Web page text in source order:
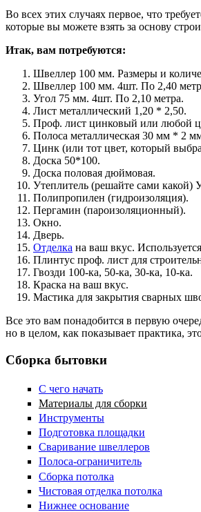
Во всех этих случаях первое, что
которые вы можете взять за основу
Итак, вам потребуются:
Швеллер 100 мм. Размеры и
Швеллер 100 мм. 4шт. По 2,40
Угол 75 мм. 4шт. По 2,10 метра.
Лист металлический 1,20 * 2,50.
Проф. лист цинковый или любой
Полоса металлическая 30 мм * 2
Цинк (или тот цвет, который
Доска 50*100.
Доска половая дюймовая.
Утеплитель (решайте сами
Полипропилен (гидроизоляция).
Пергамин (пароизоляционный).
Окно.
Дверь.
Отделка на ваш вкус.
Плинтус проф. лист для
Гвозди 100-ка, 50-ка, 30-ка, 10-ка.
Краска на ваш вкус.
Мастика для закрытия сварных
Все это вам понадобится в первую
но в целом, как показывает практика,
Сборка бытовки
C чего начать
Материалы для сборки
Инструменты
Подготовка площадки
Сваривание швеллеров
Полоса-ограничитель
Сборка потолка
Чистовая отделка потолка
Нижнее основание